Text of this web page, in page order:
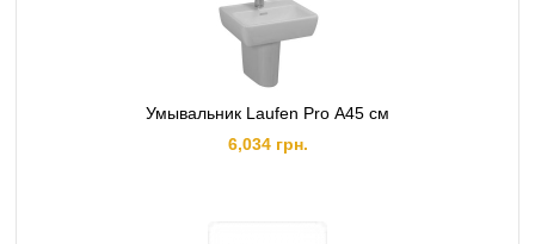
Умывальник Laufen Pro А45 см
6,034 грн.